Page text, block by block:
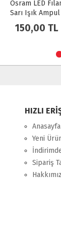
Noas 12W Smd
Beyaz Işık
40,00 TL
HIZLI
Anasayfa
Yeni
Sipariş